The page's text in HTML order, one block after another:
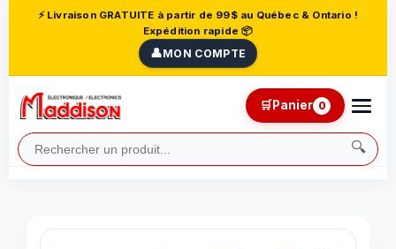
⚡ Livraison GRATUITE à partir de 99$ au Québec & Ontario !
Expédition rapide 📦
👤MON COMPTE
🔍
🛒Panier 0